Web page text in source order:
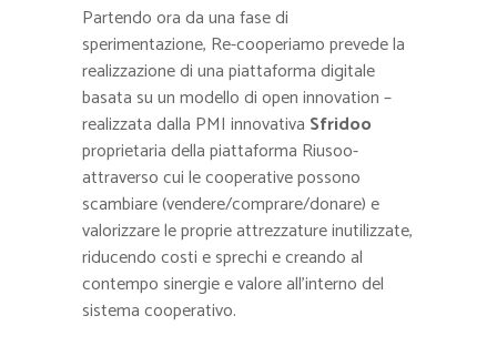
Partendo ora da una fase di
sperimentazione, Re-cooperiamo prevede la
realizzazione di una piattaforma digitale
basata su un modello di open innovation –
realizzata dalla PMI innovativa Sfridoo
proprietaria della piattaforma Riusoo-
attraverso cui le cooperative possono
scambiare (vendere/comprare/donare) e
valorizzare le proprie attrezzature inutilizzate,
riducendo costi e sprechi e creando al
contempo sinergie e valore all’interno del
sistema cooperativo.